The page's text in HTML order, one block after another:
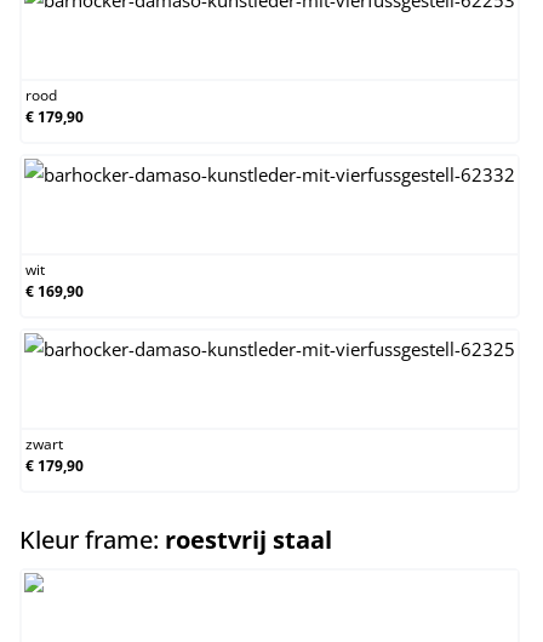
rood
€ 179,90
wit
€ 169,90
zwart
€ 179,90
Kleur frame: roestvrij staal